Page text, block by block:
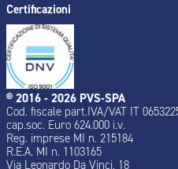
Certificazioni
® 2016 - 2026 PVS-SPA
Cod. fiscale part.IVA/VAT IT
cap.soc. Euro 624.000 i.v.
Reg. imprese MI n. 215184
R.E.A. MI n. 1103165
Via Leonardo Da Vinci, 18